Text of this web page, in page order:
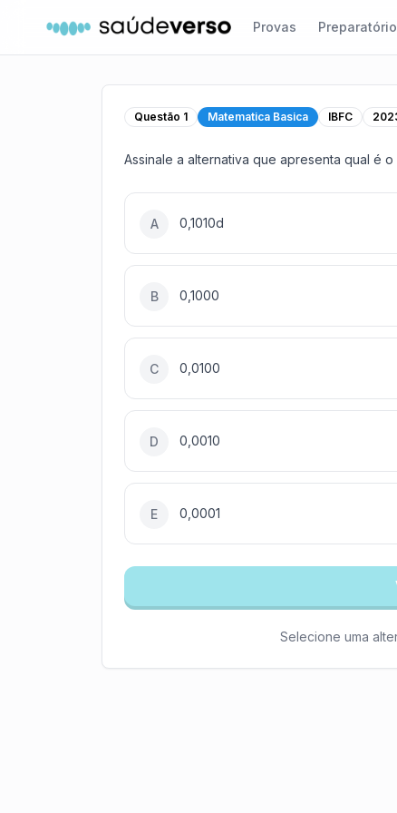
Provas
Questão 1 Matematica Basica IBFC
Assinale a alternativa que apresenta qual é
A 0,1010d
B 0,1000
C 0,0100
D 0,0010
E 0,0001
Selecione uma